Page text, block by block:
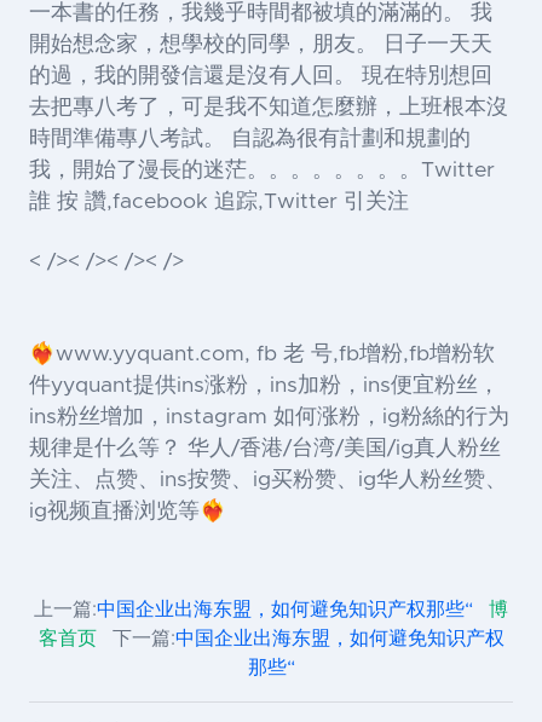
一本書的任務，我幾乎時間都被填的滿滿的。 我
開始想念家，想學校的同學，朋友。 日子一天天
的過，我的開發信還是沒有人回。 現在特別想回
去把專八考了，可是我不知道怎麼辦，上班根本沒
時間準備專八考試。 自認為很有計劃和規劃的
我，開始了漫長的迷茫。。。。。。。。Twitter
誰 按 讚,facebook 追踪,Twitter 引关注
< />< />< />< />
❤️‍🔥www.yyquant.com, fb 老 号,fb增粉,fb增粉软
件yyquant提供ins涨粉，ins加粉，ins便宜粉丝，
ins粉丝增加，instagram 如何涨粉，ig粉絲的行为
规律是什么等？ 华人/香港/台湾/美国/ig真人粉丝
关注、点赞、ins按赞、ig买粉赞、ig华人粉丝赞、
ig视频直播浏览等❤️‍🔥
上一篇:中国企业出海东盟，如何避免知识产权那些“
博
客首页
下一篇:中国企业出海东盟，如何避免知识产权
那些“